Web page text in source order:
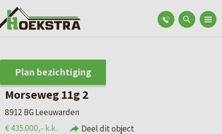
Plan bezichtiging
Morseweg 11g 2
8912 BG Leeuwarden
€ 435.000,- k.k.
Deel dit object